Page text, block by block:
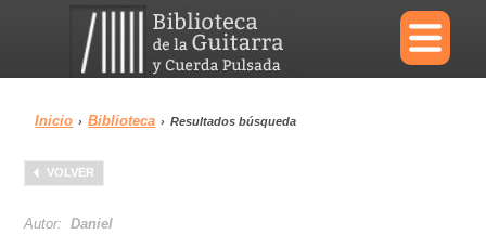
×
Menu
Biblioteca
Inicio › Biblioteca › Resultados búsqueda
VOLVER
Autor:Daniel